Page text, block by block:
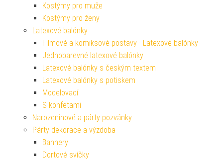
Kostýmy pro muže
Kostýmy pro ženy
Latexové balónky
Filmové a komiksové postavy - Latexové balónky
Jednobarevné latexové balónky
Latexové balónky s českým textem
Latexové balónky s potiskem
Modelovací
S konfetami
Narozeninové a párty pozvánky
Párty dekorace a výzdoba
Bannery
Dortové svíčky